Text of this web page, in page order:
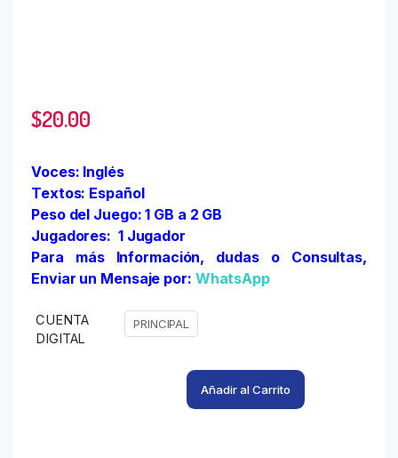
$20.00
Voces: Inglés
Textos: Español
Peso del Juego: 1 GB a 2 GB
Jugadores: 1 Jugador
Para más Información, dudas o Consultas,
Enviar un Mensaje por: WhatsApp
CUENTA
DIGITAL
PRINCIPAL
Añadir al Carrito